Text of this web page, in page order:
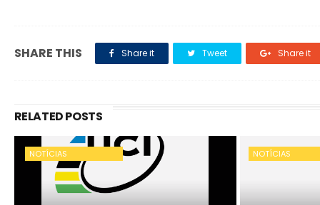
SHARE THIS Share it Tweet Share it
RELATED POSTS
NOTÍCIAS NOTÍCIAS